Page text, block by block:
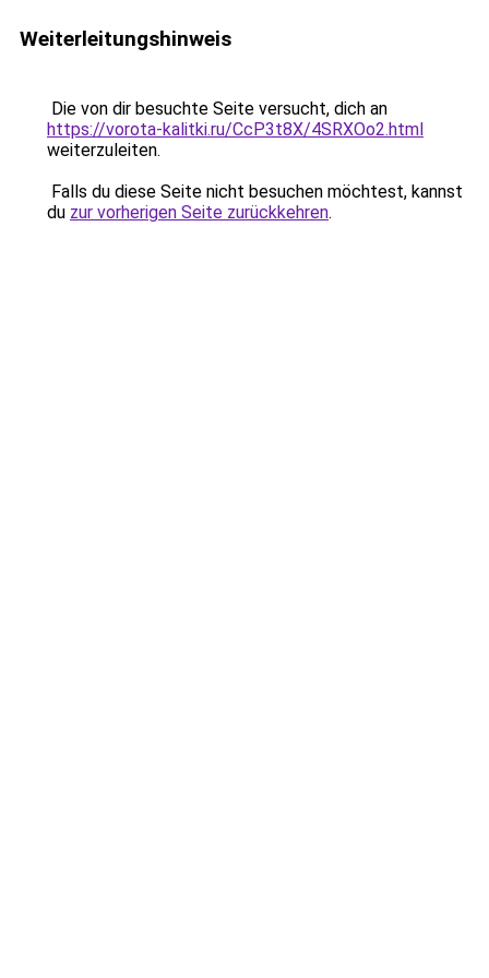
Weiterleitungshinweis
Die von dir besuchte Seite versucht, dich an
https://vorota-kalitki.ru/CcP3t8X/4SRXOo2.html
weiterzuleiten.
Falls du diese Seite nicht besuchen möchtest, kannst
du zur vorherigen Seite zurückkehren.